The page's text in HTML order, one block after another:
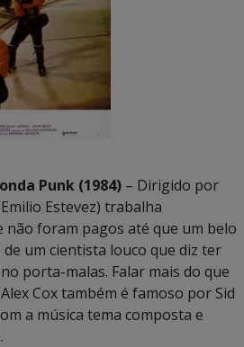
Punk (1984) – Dirigido por
Estevez) trabalha
não foram pagos até que um belo
um cientista louco que diz ter
porta-malas. Falar mais do que
Cox também é famoso por Sid
a música tema composta e